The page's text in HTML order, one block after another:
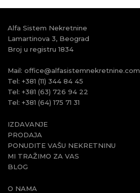
Alfa Sistem Nekretnine
Lamartinova 3, Beograd
Broj u registru 1834
Mail: office@alfasistemnekretnine.com
Tel: +381 (11) 344 84 45
Tel: +381 (63) 726 94 22
Tel: +381 (64) 175 71 31
IZDAVANJE
PRODAJA
PONUDITE VAŠU NEKRETNINU
MI TRAŽIMO ZA VAS
BLOG
O NAMA